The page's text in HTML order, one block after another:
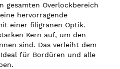
gesamten Overlockbereich
hervorragende
einer filigranen Optik.
Kern auf, um den
sind. Das verleiht dem
für Bordüren und alle